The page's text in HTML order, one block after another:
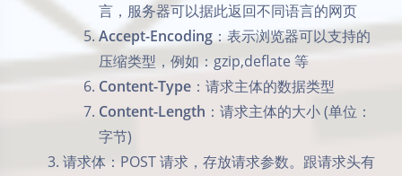
言，服务器可以据此返回不同语言的网页
Accept-Encoding ：表示浏览器可以支持的
压缩类型，例如：gzip,deflate 等
Content-Type ：请求主体的数据类型
Content-Length ：请求主体的大小 (单位：
字节)
请求体：POST 请求，存放请求参数。跟请求头有